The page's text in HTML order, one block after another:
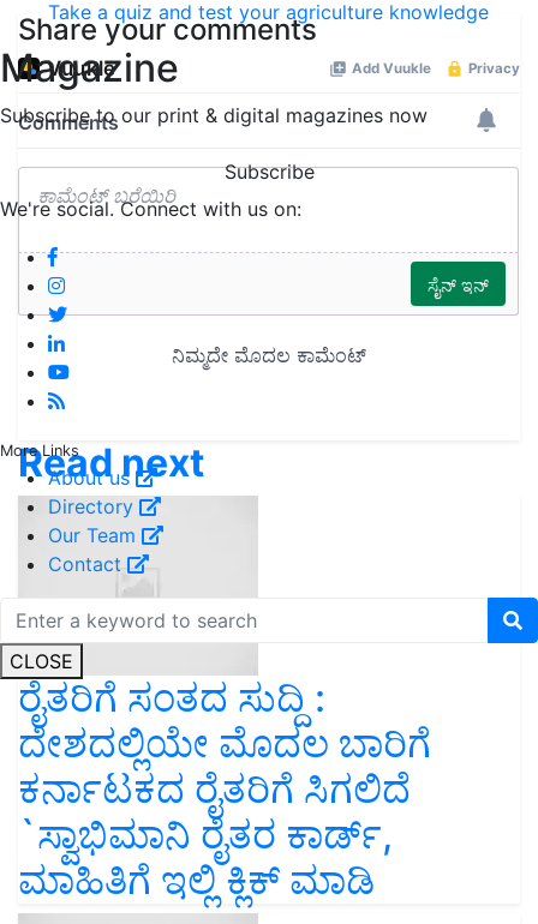
Take a quiz and test your agriculture knowledge
Magazine
Subscribe to our print & digital magazines now
Subscribe
We're social. Connect with us on:
More Links
About us
Directory
Our Team
Contact
CLOSE
Share your comments
Read next
ರೈತರಿಗೆ ಸಂತದ ಸುದ್ದಿ :
ದೇಶದಲ್ಲಿಯೇ ಮೊದಲ ಬಾರಿಗೆ
ಕರ್ನಾಟಕದ ರೈತರಿಗೆ ಸಿಗಲಿದೆ
`ಸ್ವಾಭಿಮಾನಿ ರೈತರ ಕಾರ್ಡ್,
ಮಾಹಿತಿಗೆ ಇಲ್ಲಿ ಕ್ಲಿಕ್ ಮಾಡಿ